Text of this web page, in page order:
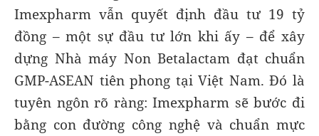
Imexpharm vẫn quyết định đầu tư 19 tỷ
đồng – một sự đầu tư lớn khi ấy – để xây
dựng Nhà máy Non Betalactam đạt chuẩn
GMP-ASEAN tiên phong tại Việt Nam. Đó là
tuyên ngôn rõ ràng: Imexpharm sẽ bước đi
bằng con đường công nghệ và chuẩn mực